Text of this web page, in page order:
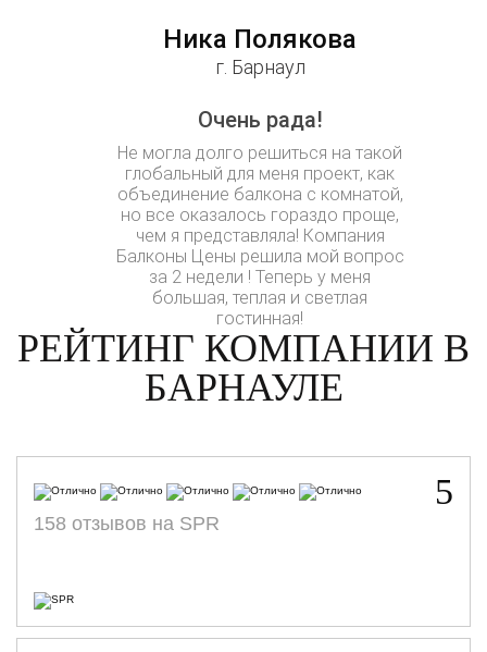
Ника Полякова
г. Барнаул
Очень рада!
Не могла долго решиться на такой
глобальный для меня проект, как
объединение балкона с комнатой,
но все оказалось гораздо проще,
чем я представляла! Компания
Балконы Цены решила мой вопрос
за 2 недели ! Теперь у меня
большая, теплая и светлая
гостинная!
РЕЙТИНГ КОМПАНИИ В
БАРНАУЛЕ
5
158 отзывов на SPR